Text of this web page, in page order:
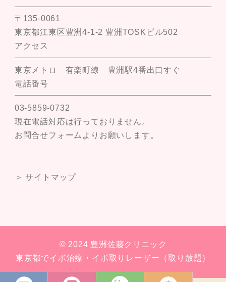
〒135-0061
東京都江東区豊洲4-1-2 豊洲TOSKビル502
アクセス
東京メトロ 有楽町線 豊洲駅4番出口すぐ
電話番号
03-5859-0732
現在電話対応は行っておりません。
お問合せフォームよりお願いします。
＞ サイトマップ
© 2024 豊洲佐藤クリニック
東京都でイボ治療・イボ取りレーザー（取り放題）